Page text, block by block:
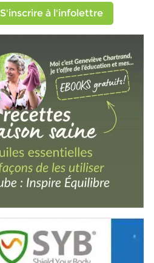
S'inscrire à l'infolettre